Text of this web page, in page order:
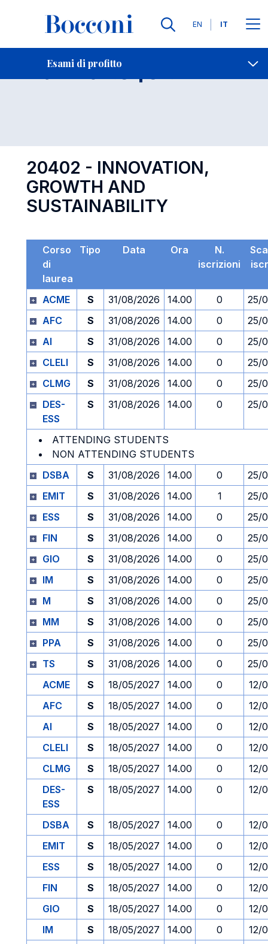
Lingue
EN IT
Esami di profitto
Contatti
Esame 20402 Open
20402 - INNOVATION,
GROWTH AND
SUSTAINABILITY
Corso
di
laurea
Tipo Data Ora
N.
iscrizioni
ACME S 31/08/2026 14.00 0
25/
AFC
S 31/08/2026 14.00 0
25/
AI
S 31/08/2026 14.00 0
25/
CLELI
S 31/08/2026 14.00 0
25/
CLMG
S 31/08/2026 14.00 0
25/
DES-
ESS
S 31/08/2026 14.00 0 25/
ATTENDING STUDENTS
NON ATTENDING STUDENTS
DSBA
S 31/08/2026 14.00 0
25/
EMIT
S 31/08/2026 14.00 1
25/
ESS
S 31/08/2026 14.00 0
25/
FIN
S 31/08/2026 14.00 0
25/
GIO
S 31/08/2026 14.00 0
25/
IM
S 31/08/2026 14.00 0
25/
M
S 31/08/2026 14.00 0
25/
MM
S 31/08/2026 14.00 0
25/
PPA
S 31/08/2026 14.00 0
25/
TS
S 31/08/2026 14.00 0
25/
ACME
S 18/05/2027 14.00 0
12/
AFC
S 18/05/2027 14.00 0
12/
AI
S 18/05/2027 14.00 0
12/
CLELI
S 18/05/2027 14.00 0
12/
CLMG
S 18/05/2027 14.00 0
12/
DES-
ESS
S 18/05/2027 14.00 0 12/
DSBA S 18/05/2027 14.00 0
12/
EMIT
S 18/05/2027 14.00 0
12/
ESS
S 18/05/2027 14.00 0
12/
FIN
S 18/05/2027 14.00 0
12/
GIO
S 18/05/2027 14.00 0
12/
IM
S 18/05/2027 14.00 0
12/